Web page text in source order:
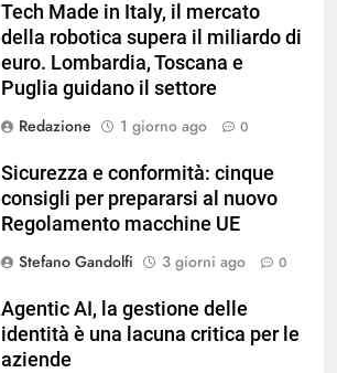
Tech Made in Italy, il mercato
della robotica supera il miliardo di
euro. Lombardia, Toscana e
Puglia guidano il settore
Redazione
1 giorno ago 0
Sicurezza e conformità: cinque
consigli per prepararsi al nuovo
Regolamento macchine UE
Stefano Gandolfi
3 giorni ago 0
Agentic AI, la gestione delle
identità è una lacuna critica per le
aziende